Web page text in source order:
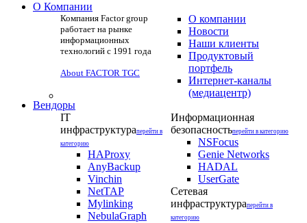
О Компании
Компания Factor group
работает на рынке
информационных
технологий с 1991 года
About FACTOR TGC
О компании
Новости
Наши клиенты
Продуктовый
портфель
Интернет-каналы
(медиацентр)
Вендоры
IT
инфраструктураперейти в
категорию
HAProxy
AnyBackup
Vinchin
NetTAP
Mylinking
NebulaGraph
Информационная
безопасностьперейти в категорию
NSFocus
Genie Networks
HADAL
UserGate
Сетевая
инфраструктураперейти в
категорию